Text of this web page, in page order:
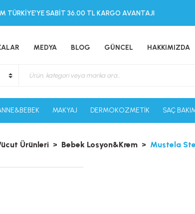
TÜRKİYE’YE SABİT 36.00 TL KARGO AVANTAJI
MEDYA BLOG GÜNCEL HAKKIMIZDA
MAKYAJ DERMOKOZMETİK SAÇ
Ürünleri Bebek Losyon&Krem Mustela